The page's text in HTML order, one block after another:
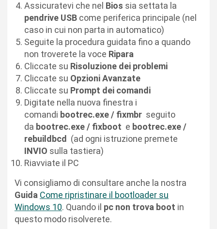
Assicuratevi che nel Bios sia settata la
pendrive USB come periferica principale (nel
caso in cui non parta in automatico)
Seguite la procedura guidata fino a quando
non troverete la voce Ripara
Cliccate su Risoluzione dei problemi
Cliccate su Opzioni Avanzate
Cliccate su Prompt dei comandi
Digitate nella nuova finestra i
comandi bootrec.exe / fixmbr seguito
da bootrec.exe / fixboot e bootrec.exe /
rebuildbcd (ad ogni istruzione premete
INVIO sulla tastiera)
Riavviate il PC
Vi consigliamo di consultare anche la nostra
Guida Come ripristinare il bootloader su
Windows 10. Quando il pc non trova boot in
questo modo risolverete.